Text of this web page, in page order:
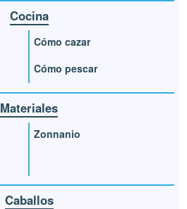
Cocina
Cómo cazar
Cómo pescar
Materiales
Zonnanio
Caballos